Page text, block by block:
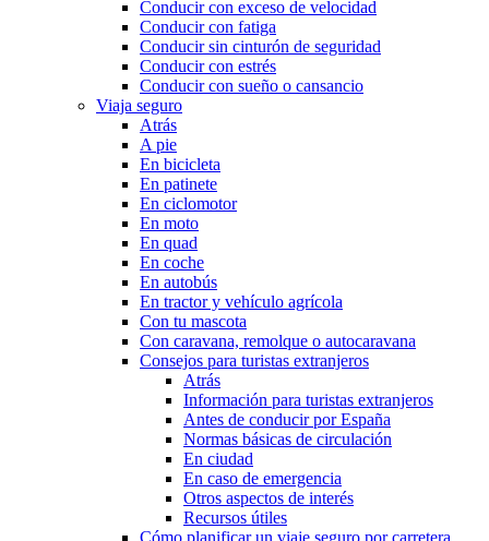
Conducir con exceso de velocidad
Conducir con fatiga
Conducir sin cinturón de seguridad
Conducir con estrés
Conducir con sueño o cansancio
Viaja seguro
Atrás
A pie
En bicicleta
En patinete
En ciclomotor
En moto
En quad
En coche
En autobús
En tractor y vehículo agrícola
Con tu mascota
Con caravana, remolque o autocaravana
Consejos para turistas extranjeros
Atrás
Información para turistas extranjeros
Antes de conducir por España
Normas básicas de circulación
En ciudad
En caso de emergencia
Otros aspectos de interés
Recursos útiles